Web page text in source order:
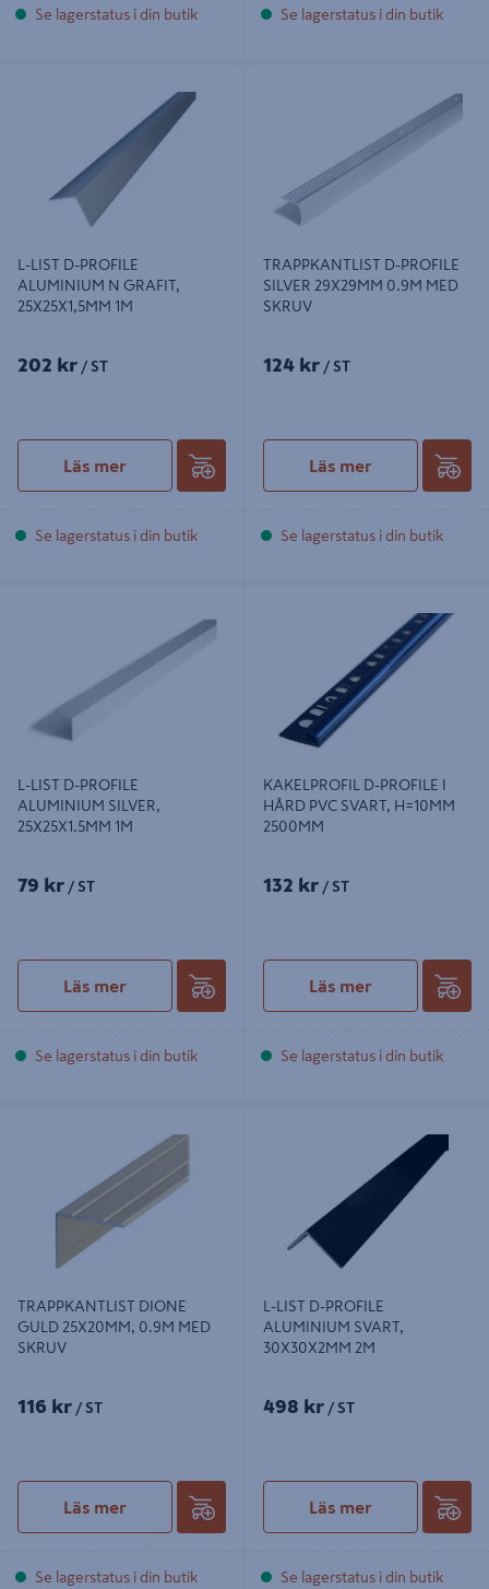
Se lagerstatus i din butik Se lagerstatus i din butik
GRAFIT, 25X25X1,5MM 1M
L-LIST D-PROFILE
ALUMINIUM N GRAFIT,
25X25X1,5MM 1M
202 kr / ST
Läs mer
Se lagerstatus i din butik
TRAPPKANTLIST D-PROFILE
SILVER 29X29MM 0.9M MED
SKRUV
124 kr / ST
Läs mer
Se lagerstatus i din butik
L-LIST D-PROFILE
ALUMINIUM SILVER,
25X25X1.5MM 1M
79 kr / ST
Läs mer
Se lagerstatus i din butik
PVC SVART, H=10MM 2500MM
KAKELPROFIL D-PROFILE I
HÅRD PVC SVART, H=10MM
2500MM
132 kr / ST
Läs mer
Se lagerstatus i din butik
25X20MM, 0.9M MED SKRUV
TRAPPKANTLIST DIONE
GULD 25X20MM, 0.9M MED
SKRUV
116 kr / ST
Läs mer
Se lagerstatus i din butik
L-LIST D-PROFILE
ALUMINIUM SVART,
30X30X2MM 2M
498 kr / ST
Läs mer
Se lagerstatus i din butik